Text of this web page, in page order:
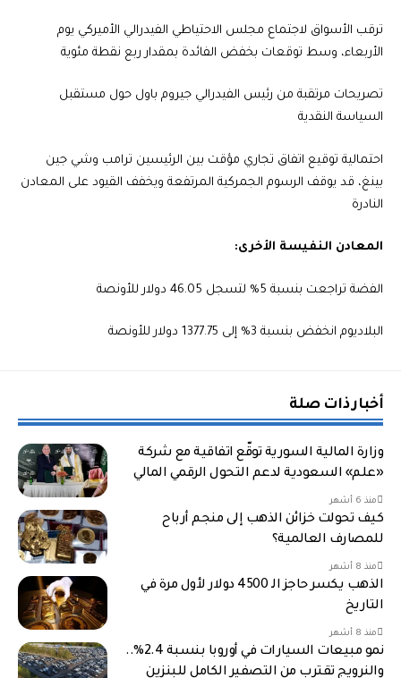
ترقب الأسواق لاجتماع مجلس الاحتياطي الفيدرالي الأميركي يوم
الأربعاء، وسط توقعات بخفض الفائدة بمقدار ربع نقطة مئوية
تصريحات مرتقبة من رئيس الفيدرالي جيروم باول حول مستقبل
السياسة النقدية
احتمالية توقيع اتفاق تجاري مؤقت بين الرئيسين ترامب وشي جين
بينغ، قد يوقف الرسوم الجمركية المرتفعة ويخفف القيود على المعادن
النادرة
المعادن النفيسة الأخرى:
الفضة تراجعت بنسبة 5% لتسجل 46.05 دولار للأونصة
البلاديوم انخفض بنسبة 3% إلى 1377.75 دولار للأونصة
أخبار ذات صلة
وزارة المالية السورية توقّع اتفاقية مع شركة
«علم» السعودية لدعم التحول الرقمي المالي
منذ 6 أشهر
كيف تحولت خزائن الذهب إلى منجم أرباح
للمصارف العالمية؟
منذ 8 أشهر
الذهب يكسر حاجز الـ 4500 دولار لأول مرة في
التاريخ
منذ 8 أشهر
نمو مبيعات السيارات في أوروبا بنسبة 2.4%..
والنرويج تقترب من التصفير الكامل للبنزين